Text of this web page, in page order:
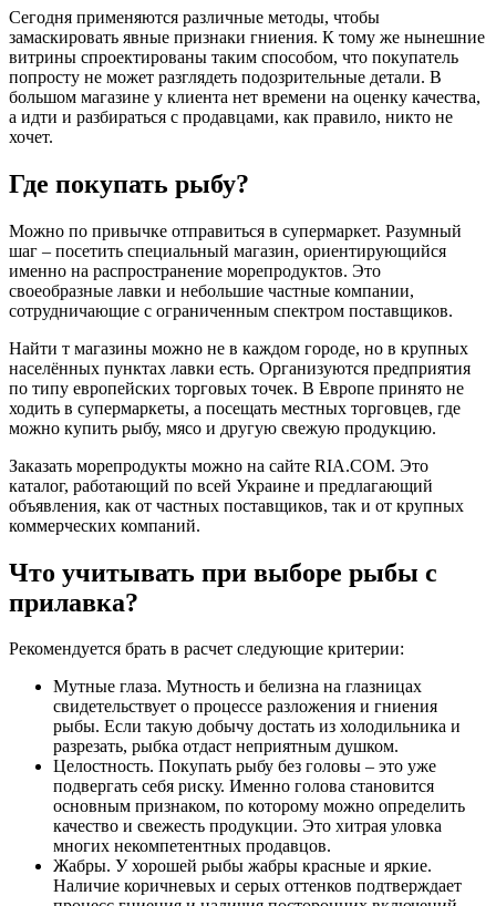
Сегодня применяются различные методы, чтобы
замаскировать явные признаки гниения. К тому же нынешние
витрины спроектированы таким способом, что покупатель
попросту не может разглядеть подозрительные детали. В
большом магазине у клиента нет времени на оценку качества,
а идти и разбираться с продавцами, как правило, никто не
хочет.
Где покупать рыбу?
Можно по привычке отправиться в супермаркет. Разумный
шаг – посетить специальный магазин, ориентирующийся
именно на распространение морепродуктов. Это
своеобразные лавки и небольшие частные компании,
сотрудничающие с ограниченным спектром поставщиков.
Найти т магазины можно не в каждом городе, но в крупных
населённых пунктах лавки есть. Организуются предприятия
по типу европейских торговых точек. В Европе принято не
ходить в супермаркеты, а посещать местных торговцев, где
можно купить рыбу, мясо и другую свежую продукцию.
Заказать морепродукты можно на сайте RIA.COM. Это
каталог, работающий по всей Украине и предлагающий
объявления, как от частных поставщиков, так и от крупных
коммерческих компаний.
Что учитывать при выборе рыбы с
прилавка?
Рекомендуется брать в расчет следующие критерии:
Мутные глаза. Мутность и белизна на глазницах
свидетельствует о процессе разложения и гниения
рыбы. Если такую добычу достать из холодильника и
разрезать, рыбка отдаст неприятным душком.
Целостность. Покупать рыбу без головы – это уже
подвергать себя риску. Именно голова становится
основным признаком, по которому можно определить
качество и свежесть продукции. Это хитрая уловка
многих некомпетентных продавцов.
Жабры. У хорошей рыбы жабры красные и яркие.
Наличие коричневых и серых оттенков подтверждает